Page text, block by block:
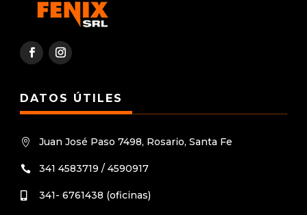
DATOS ÚTILES
 Juan José Paso 7498, Rosario, Santa Fe
 341 4583719 / 4590917
 341- 6761438 (oficinas)